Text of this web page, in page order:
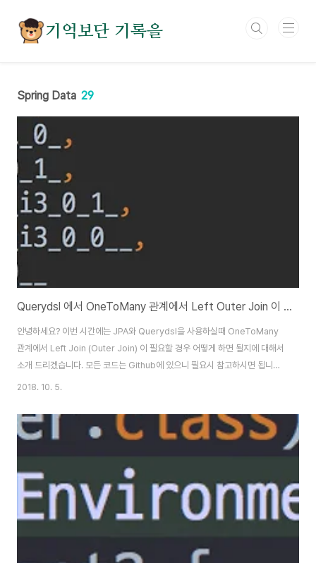
기억보단 기록을
Spring Data 29
Querydsl 에서 OneToMany 관계에서 Left Outer Join 이 필요할 경우
안녕하세요? 이번 시간에는 JPA와 Querydsl을 사용하실때 OneToMany
관계에서 Left Join (Outer Join) 이 필요할 경우 어떻게 하면 될지에 대해서
소개 드리겠습니다. 모든 코드는 Github에 있으니 필요시 참고하시면 됩니다.
Querydsl의 버전은 4.1.4 로 진행합니다. (2018.10.04 기준) 문제 상황 아
@Getter @NoArgsConstructor(access =
AccessLevel.PROTECTED) @Entity public class Parent { @Id
2018. 10. 5.